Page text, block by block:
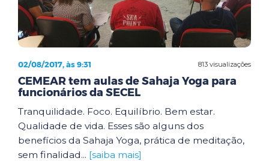
813 visualizações
02/08/2017, às 9:31
CEMEAR tem aulas de Sahaja Yoga para
funcionários da SECEL
Tranquilidade. Foco. Equilíbrio. Bem estar.
Qualidade de vida. Esses são alguns dos
benefícios da Sahaja Yoga, prática de meditação,
sem finalidad... [saiba mais]